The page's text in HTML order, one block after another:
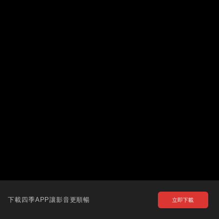
下載四季APP讓影音更順暢 立即下載